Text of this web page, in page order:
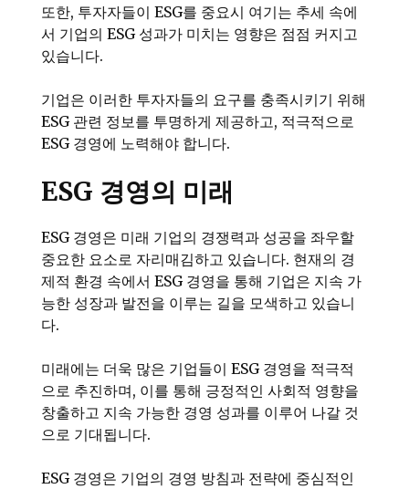
또한, 투자자들이 ESG를 중요시 여기는 추세 속에
서 기업의 ESG 성과가 미치는 영향은 점점 커지고
있습니다.
기업은 이러한 투자자들의 요구를 충족시키기 위해
ESG 관련 정보를 투명하게 제공하고, 적극적으로
ESG 경영에 노력해야 합니다.
ESG 경영의 미래
ESG 경영은 미래 기업의 경쟁력과 성공을 좌우할
중요한 요소로 자리매김하고 있습니다. 현재의 경
제적 환경 속에서 ESG 경영을 통해 기업은 지속 가
능한 성장과 발전을 이루는 길을 모색하고 있습니
다.
미래에는 더욱 많은 기업들이 ESG 경영을 적극적
으로 추진하며, 이를 통해 긍정적인 사회적 영향을
창출하고 지속 가능한 경영 성과를 이루어 나갈 것
으로 기대됩니다.
ESG 경영은 기업의 경영 방침과 전략에 중심적인